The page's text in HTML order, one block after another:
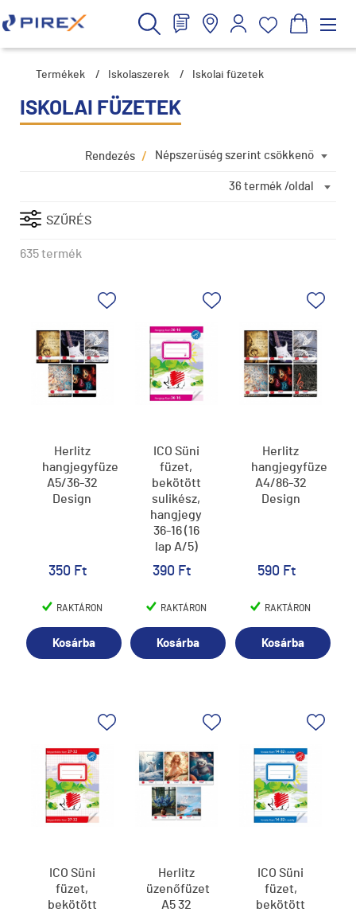
Termékek / Iskolaszerek / Iskolai füzetek
ISKOLAI FÜZETEK
Népszerűség szerint csökkenő
Rendezés /
36 termék /oldal
SZŰRÉS
635 termék
Herlitz
hangjegyfüzet
A5/36-32
Design
350 Ft
RAKTÁRON
Kosárba
ICO Süni
füzet,
bekötött
sulikész,
hangjegy
36-16 (16
lap A/5)
390 Ft
RAKTÁRON
Kosárba
Herlitz
hangjegyfüzet
A4/86-32
Design
590 Ft
RAKTÁRON
Kosárba
ICO Süni
füzet,
bekötött
Herlitz
üzenőfüzet
A5 32
ICO Süni
füzet,
bekötött